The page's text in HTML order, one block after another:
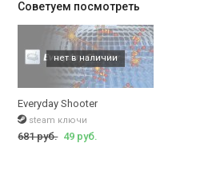
Советуем посмотреть
Everyday Shooter
steam ключи
681 руб. 49 руб.